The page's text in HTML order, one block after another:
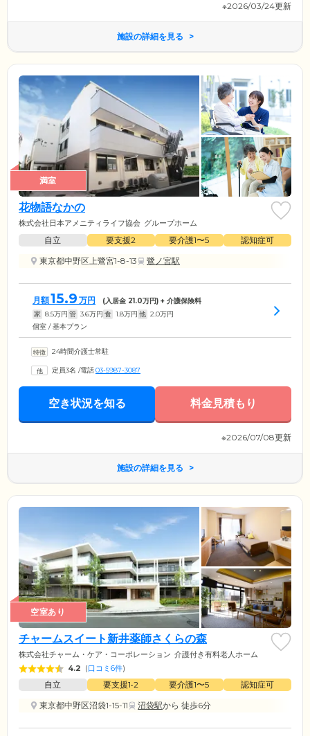
※2026/03/24更新
施設の詳細を見る
満室
花物語なかの
株式会社日本アメニティライフ協会 グループホーム
自立 要支援2 要介護1〜5
認知症可
東京都中野区上鷺宮1-8-13
鷺ノ宮駅
月額15.9 万円 (入居金 21.0万円) + 介護保険料
家 8.5万円 管 3.6万円 食 1.8万円 他 2.0万円
個室 / 基本プラン
24時間介護士常駐
定員3名 /電話03-5987-3087
空き状況を知る 料金見積もり
※2026/07/08更新
施設の詳細を見る
空室あり
チャームスイート新井薬師さくらの森
株式会社チャーム・ケア・コーポレーション 介護付き有料老人ホーム
4.2 (口コミ6件)
自立 要支援1•2 要介護1〜5
認知症可
東京都中野区沼袋1-15-11
沼袋駅から 徒歩6分